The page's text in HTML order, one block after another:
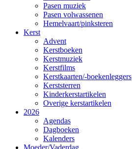
Pasen muziek
Pasen volwassenen
Hemelvaart/pinksteren
Kerst
Advent
Kerstboeken
Kerstmuziek
Kerstfilms
Kerstkaarten/-boekenleggers
Kerststerren
Kinderkerstartikelen
Overige kerstartikelen
2026
Agendas
Dagboeken
Kalenders
Moeder/Vaderdag